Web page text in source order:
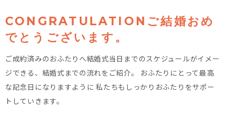
CONGRATULATIONご結婚おめ
でとうございます。
ご成約済みのおふたりへ結婚式当日までのスケジュールがイメー
ジできる、結婚式までの流れをご紹介。 おふたりにとって最高
な記念日になりますように 私たちもしっかりおふたりをサポー
トしていきます。